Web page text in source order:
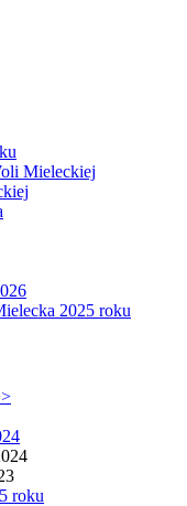
Mieleckiej
2025 roku
roku